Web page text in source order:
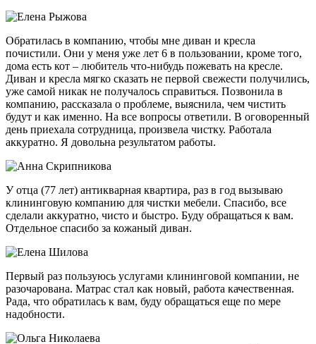
Обратилась в компанию, чтобы мне диван и кресла
почистили. Они у меня уже лет 6 в пользовании, кроме того,
дома есть кот – любитель что-нибудь пожевать на кресле.
Диван и кресла мягко сказать не первой свежести получились,
уже самой никак не получалось справиться. Позвонила в
компанию, рассказала о проблеме, выяснила, чем чистить
будут и как именно. На все вопросы ответили. В оговоренный
день приехала сотрудница, произвела чистку. Работала
аккуратно. Я довольна результатом работы.
У отца (77 лет) антикварная квартира, раз в год вызываю
клининговую компанию для чистки мебели. Спасибо, все
сделали аккуратно, чисто и быстро. Буду обращаться к вам.
Отдельное спасибо за кожаный диван.
Первый раз пользуюсь услугами клининговой компании, не
разочарована. Матрас стал как новый, работа качественная.
Рада, что обратилась к вам, буду обращаться еще по мере
надобности.